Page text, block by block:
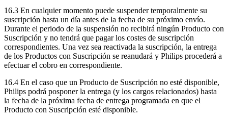
16.3 En cualquier momento puede suspender temporalmente su
suscripción hasta un día antes de la fecha de su próximo envío.
Durante el periodo de la suspensión no recibirá ningún Producto con
Suscripción y no tendrá que pagar los costes de suscripción
correspondientes. Una vez sea reactivada la suscripción, la entrega
de los Productos con Suscripción se reanudará y Philips procederá a
efectuar el cobro en correspondiente.
16.4 En el caso que un Producto de Suscripción no esté disponible,
Philips podrá posponer la entrega (y los cargos relacionados) hasta
la fecha de la próxima fecha de entrega programada en que el
Producto con Suscripción esté disponible.